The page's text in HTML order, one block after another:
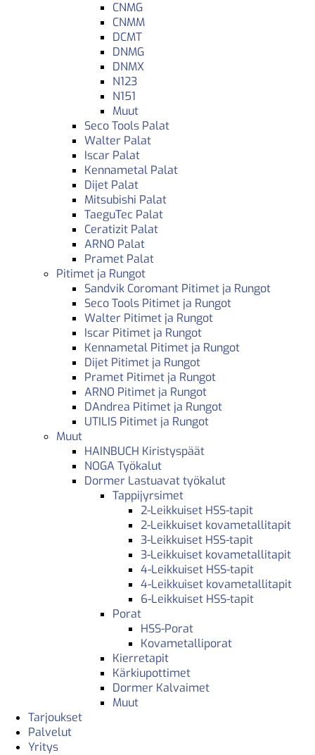
CNMG
CNMM
DCMT
DNMG
DNMX
N123
N151
Muut
Seco Tools Palat
Walter Palat
Iscar Palat
Kennametal Palat
Dijet Palat
Mitsubishi Palat
TaeguTec Palat
Ceratizit Palat
ARNO Palat
Pramet Palat
Pitimet ja Rungot
Sandvik Coromant Pitimet ja Rungot
Seco Tools Pitimet ja Rungot
Walter Pitimet ja Rungot
Iscar Pitimet ja Rungot
Kennametal Pitimet ja Rungot
Dijet Pitimet ja Rungot
Pramet Pitimet ja Rungot
ARNO Pitimet ja Rungot
DAndrea Pitimet ja Rungot
UTILIS Pitimet ja Rungot
Muut
HAINBUCH Kiristyspäät
NOGA Työkalut
Dormer Lastuavat työkalut
Tappijyrsimet
2-Leikkuiset HSS-tapit
2-Leikkuiset kovametallitapit
3-Leikkuiset HSS-tapit
3-Leikkuiset kovametallitapit
4-Leikkuiset HSS-tapit
4-Leikkuiset kovametallitapit
6-Leikkuiset HSS-tapit
Porat
HSS-Porat
Kovametalliporat
Kierretapit
Kärkiupottimet
Dormer Kalvaimet
Muut
Tarjoukset
Palvelut
Yritys